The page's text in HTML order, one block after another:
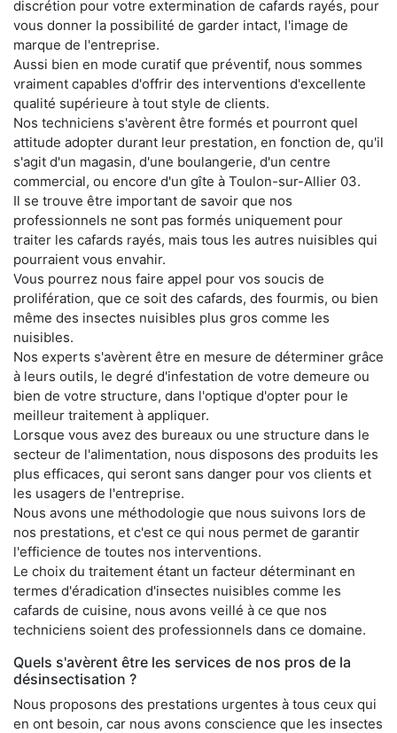
discrétion pour votre extermination de cafards rayés, pour
vous donner la possibilité de garder intact, l'image de
marque de l'entreprise.
Aussi bien en mode curatif que préventif, nous sommes
vraiment capables d'offrir des interventions d'excellente
qualité supérieure à tout style de clients.
Nos techniciens s'avèrent être formés et pourront quel
attitude adopter durant leur prestation, en fonction de, qu'il
s'agit d'un magasin, d'une boulangerie, d'un centre
commercial, ou encore d'un gîte à Toulon-sur-Allier 03.
Il se trouve être important de savoir que nos
professionnels ne sont pas formés uniquement pour
traiter les cafards rayés, mais tous les autres nuisibles qui
pourraient vous envahir.
Vous pourrez nous faire appel pour vos soucis de
prolifération, que ce soit des cafards, des fourmis, ou bien
même des insectes nuisibles plus gros comme les
nuisibles.
Nos experts s'avèrent être en mesure de déterminer grâce
à leurs outils, le degré d'infestation de votre demeure ou
bien de votre structure, dans l'optique d'opter pour le
meilleur traitement à appliquer.
Lorsque vous avez des bureaux ou une structure dans le
secteur de l'alimentation, nous disposons des produits les
plus efficaces, qui seront sans danger pour vos clients et
les usagers de l'entreprise.
Nous avons une méthodologie que nous suivons lors de
nos prestations, et c'est ce qui nous permet de garantir
l'efficience de toutes nos interventions.
Le choix du traitement étant un facteur déterminant en
termes d'éradication d'insectes nuisibles comme les
cafards de cuisine, nous avons veillé à ce que nos
techniciens soient des professionnels dans ce domaine.
Quels s'avèrent être les services de nos pros de la
désinsectisation ?
Nous proposons des prestations urgentes à tous ceux qui
en ont besoin, car nous avons conscience que les insectes